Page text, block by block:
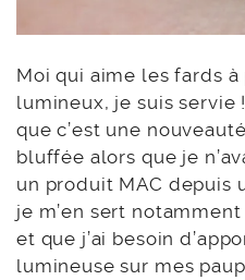
Moi qui aime les fards
lumineux, je suis servie
que c’est une
bluffée alors que je
un produit MAC depuis
je m’en sert
et que j’ai besoin
lumineuse sur mes